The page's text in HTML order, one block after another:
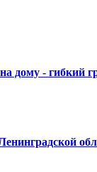
дому - гибкий